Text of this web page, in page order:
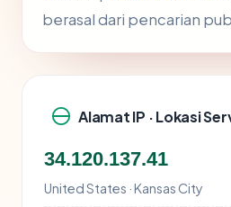
berasal dari pencarian
Alamat IP · Lokasi
34.120.137.41
United States · Kansas City